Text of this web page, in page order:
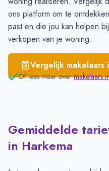
ons platform om te
past en die jou kan helpen
verkopen van je woning.
Vergelijk makelaars
Of lees meer over makelaars
Gemiddelde
in Harkema